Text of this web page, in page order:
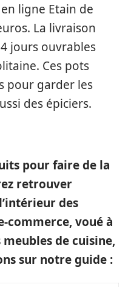
ligne Etain de
La livraison
jours ouvrables
Ces pots
pour garder les
des épiciers.
pour faire de la
retrouver
des
commerce, voué à
de cuisine,
sur notre guide :